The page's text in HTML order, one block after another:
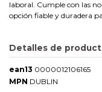
laboral. Cumple con las
opción fiable y duradera
Detalles de
ean13 0000012106165
MPN DUBLIN